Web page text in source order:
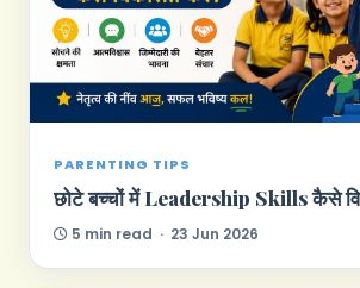
PARENTING TIPS
छोटे बच्चों में Leadership Skills कैसे
5 min read · 23 Jun 2026